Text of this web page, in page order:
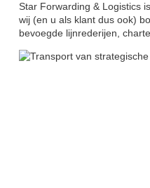
Star Forwarding & Logistics
wij (en u als klant dus ook)
bevoegde lijnrederijen,